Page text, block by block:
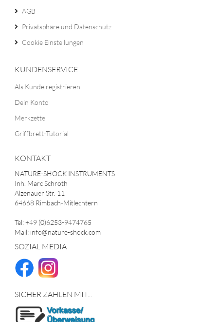
AGB
Privatsphäre und Datenschutz
Cookie Einstellungen
KUNDENSERVICE
Als Kunde registrieren
Dein Konto
Merkzettel
Griffbrett-Tutorial
KONTAKT
NATURE-SHOCK INSTRUMENTS
Inh. Marc Schroth
Alzenauer Str. 11
64668 Rimbach-Mitlechtern
Tel: +49 (0)6253-9474765
Mail: info@nature-shock.com
SOZIAL MEDIA
SICHER ZAHLEN MIT...